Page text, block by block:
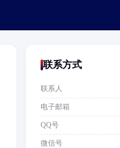
联系方式
联系人
电子邮箱
QQ号
微信号